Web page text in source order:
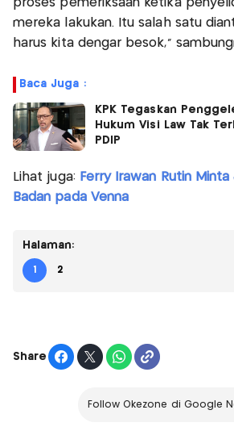
proses pemeriksaan ketika
mereka lakukan. Itu salah satu
harus kita dengar besok,”
Baca Juga :
KPK Tegaskan
Hukum Visi Law Tak
PDIP
Lihat juga: Ferry Irawan Rutin
Badan pada Venna
Halaman:
1 2
Share
Follow Okezone di Google